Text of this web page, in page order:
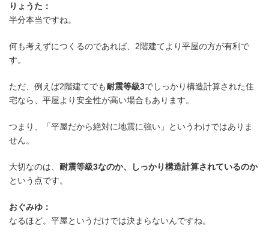
りょうた：
半分本当ですね。
何も考えずにつくるのであれば、2階建てより平屋の方が有利で
す。
ただ、例えば2階建てでも耐震等級3でしっかり構造計算された住
宅なら、平屋より安全性が高い場合もあります。
つまり、「平屋だから絶対に地震に強い」というわけではありま
せん。
大切なのは、 耐震等級3なのか、しっかり構造計算されているのか
という点です。
おぐみゆ：
なるほど。平屋というだけでは決まらないんですね。